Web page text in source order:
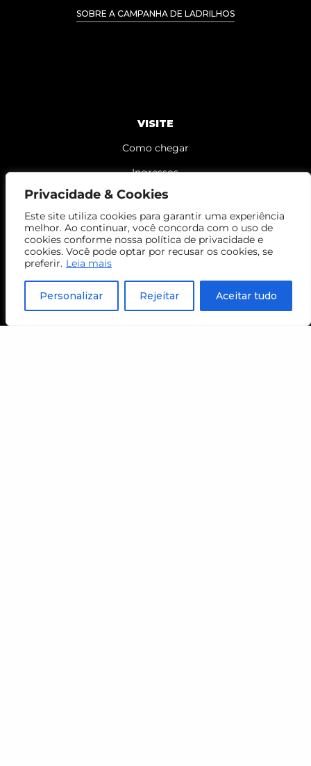
Privacidade & Cookies
Este site utiliza cookies para garantir uma experiência
melhor. Ao continuar, você concorda com o uso de
cookies conforme nossa política de privacidade e
cookies. Você pode optar por recusar os cookies, se
preferir. Leia mais
Personalizar Rejeitar Aceitar tudo
SOBRE A CAMPANHA DE LADRILHOS
VISITE
Como chegar
Ingressos
Café & Loja
PROGRAMAÇÃO
EXPOSIÇÕES
MUJ REPARA